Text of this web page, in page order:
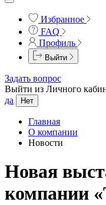
Избранное
FAQ
Профиль
Выйти
Задать вопрос
Выйти из Личного
да
Нет
Главная
О компании
Новости
Новая
компании